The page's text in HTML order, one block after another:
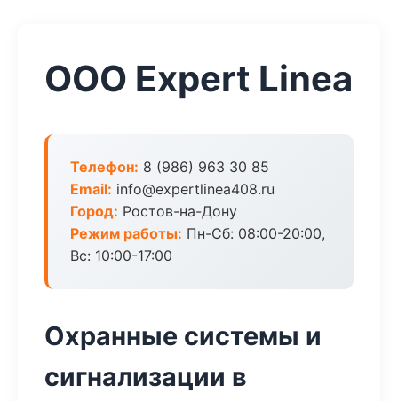
ООО Expert Linea
Телефон: 8 (986) 963 30 85
Email: info@expertlinea408.ru
Город: Ростов-на-Дону
Режим работы: Пн-Сб: 08:00-20:00,
Вс: 10:00-17:00
Охранные системы и
сигнализации в